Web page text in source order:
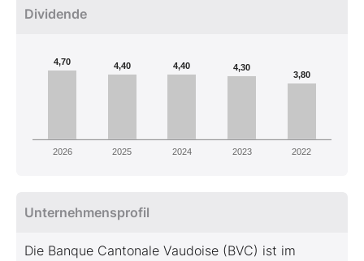
Dividende
4,70 4,40 4,40 4,30
3,80
2026 2025 2024 2023 2022
Unternehmensprofil
Die Banque Cantonale Vaudoise (BVC) ist im